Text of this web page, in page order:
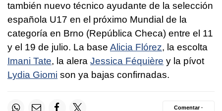
también nuevo técnico ayudante de la selección
española U17 en el próximo Mundial de la
categoría en Brno (República Checa) entre el 11
y el 19 de julio. La base Alicia Flórez, la escolta
Imani Tate, la alera Jessica Féquière y la pívot
Lydia Giomi son ya bajas confirnadas.
Comentar ·